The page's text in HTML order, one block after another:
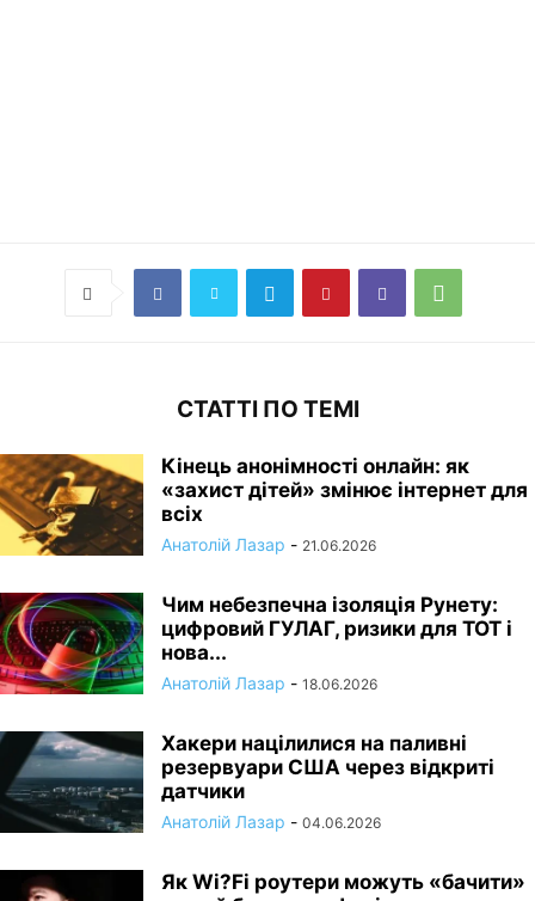
СТАТТІ ПО ТЕМІ
Кінець анонімності онлайн: як
«захист дітей» змінює інтернет для
всіх
Анатолій Лазар - 21.06.2026
Чим небезпечна ізоляція Рунету:
цифровий ГУЛАГ, ризики для ТОТ і
нова...
Анатолій Лазар - 18.06.2026
Хакери націлилися на паливні
резервуари США через відкриті
датчики
Анатолій Лазар - 04.06.2026
Як Wi?Fi роутери можуть «бачити»